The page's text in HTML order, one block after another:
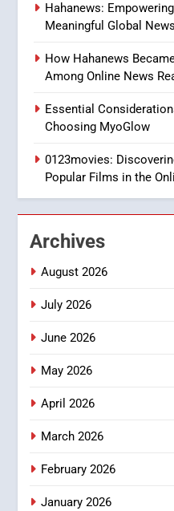
Online
Does
HEALTH
8
BUSINESS
1
DPP
and
BUSINESS
2
3
4
Hahanews:
Meaningful Global
How Hahanews
Among Online News
Essential
Choosing MyoGlow
0123movies:
Popular Films in the
Archives
August 2026
July 2026
June 2026
May 2026
April 2026
March 2026
February 2026
January 2026